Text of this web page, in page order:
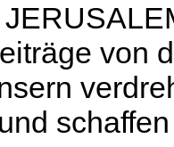
von